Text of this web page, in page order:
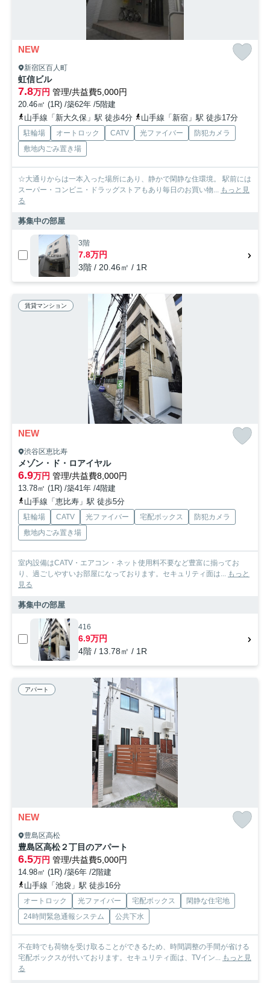
NEW
新宿区百人町
虹信ビル
7.8万円 管理/共益費5,000円
20.46㎡ (1R) /築62年 /5階建
山手線「新大久保」駅 徒歩4分
山手線「新宿」駅 徒歩17分
駐輪場 オートロック CATV 光ファイバー
防犯カメラ
敷地内ごみ置き場
☆大通りからは一本入った場所にあり、静かで閑静な住環境。 駅前には
スーパー・コンビニ・ドラッグストアもあり毎日のお買い物... もっと見
る
募集中の部屋
3階
7.8万円
3階 / 20.46㎡ / 1R
賃貸マンション
NEW
渋谷区恵比寿
メゾン・ド・ロアイヤル
6.9万円 管理/共益費8,000円
13.78㎡ (1R) /築41年 /4階建
山手線「恵比寿」駅 徒歩5分
駐輪場 CATV 光ファイバー 宅配ボックス
防犯カメラ
敷地内ごみ置き場
室内設備はCATV・エアコン・ネット使用料不要など豊富に揃ってお
り、過ごしやすいお部屋になっております。セキュリティ面は... もっと
見る
募集中の部屋
416
6.9万円
4階 / 13.78㎡ / 1R
アパート
NEW
豊島区高松
豊島区高松２丁目のアパート
6.5万円 管理/共益費5,000円
14.98㎡ (1R) /築6年 /2階建
山手線「池袋」駅 徒歩16分
オートロック 光ファイバー 宅配ボックス
閑静な住宅地
24時間緊急通報システム
公共下水
不在時でも荷物を受け取ることができるため、時間調整の手間が省ける
宅配ボックスが付いております。セキュリティ面は、TVイン... もっと見
る